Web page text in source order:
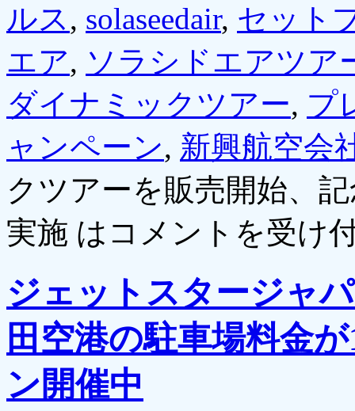
ルス, solaseedair, セット
エア, ソラシドエアツア
ダイナミックツアー, プ
ャンペーン, 新興航空会
クツアーを販売開始、
実施 は コメントを受け
ジェットスタージャ
田空港の駐車場料金
ン開催中